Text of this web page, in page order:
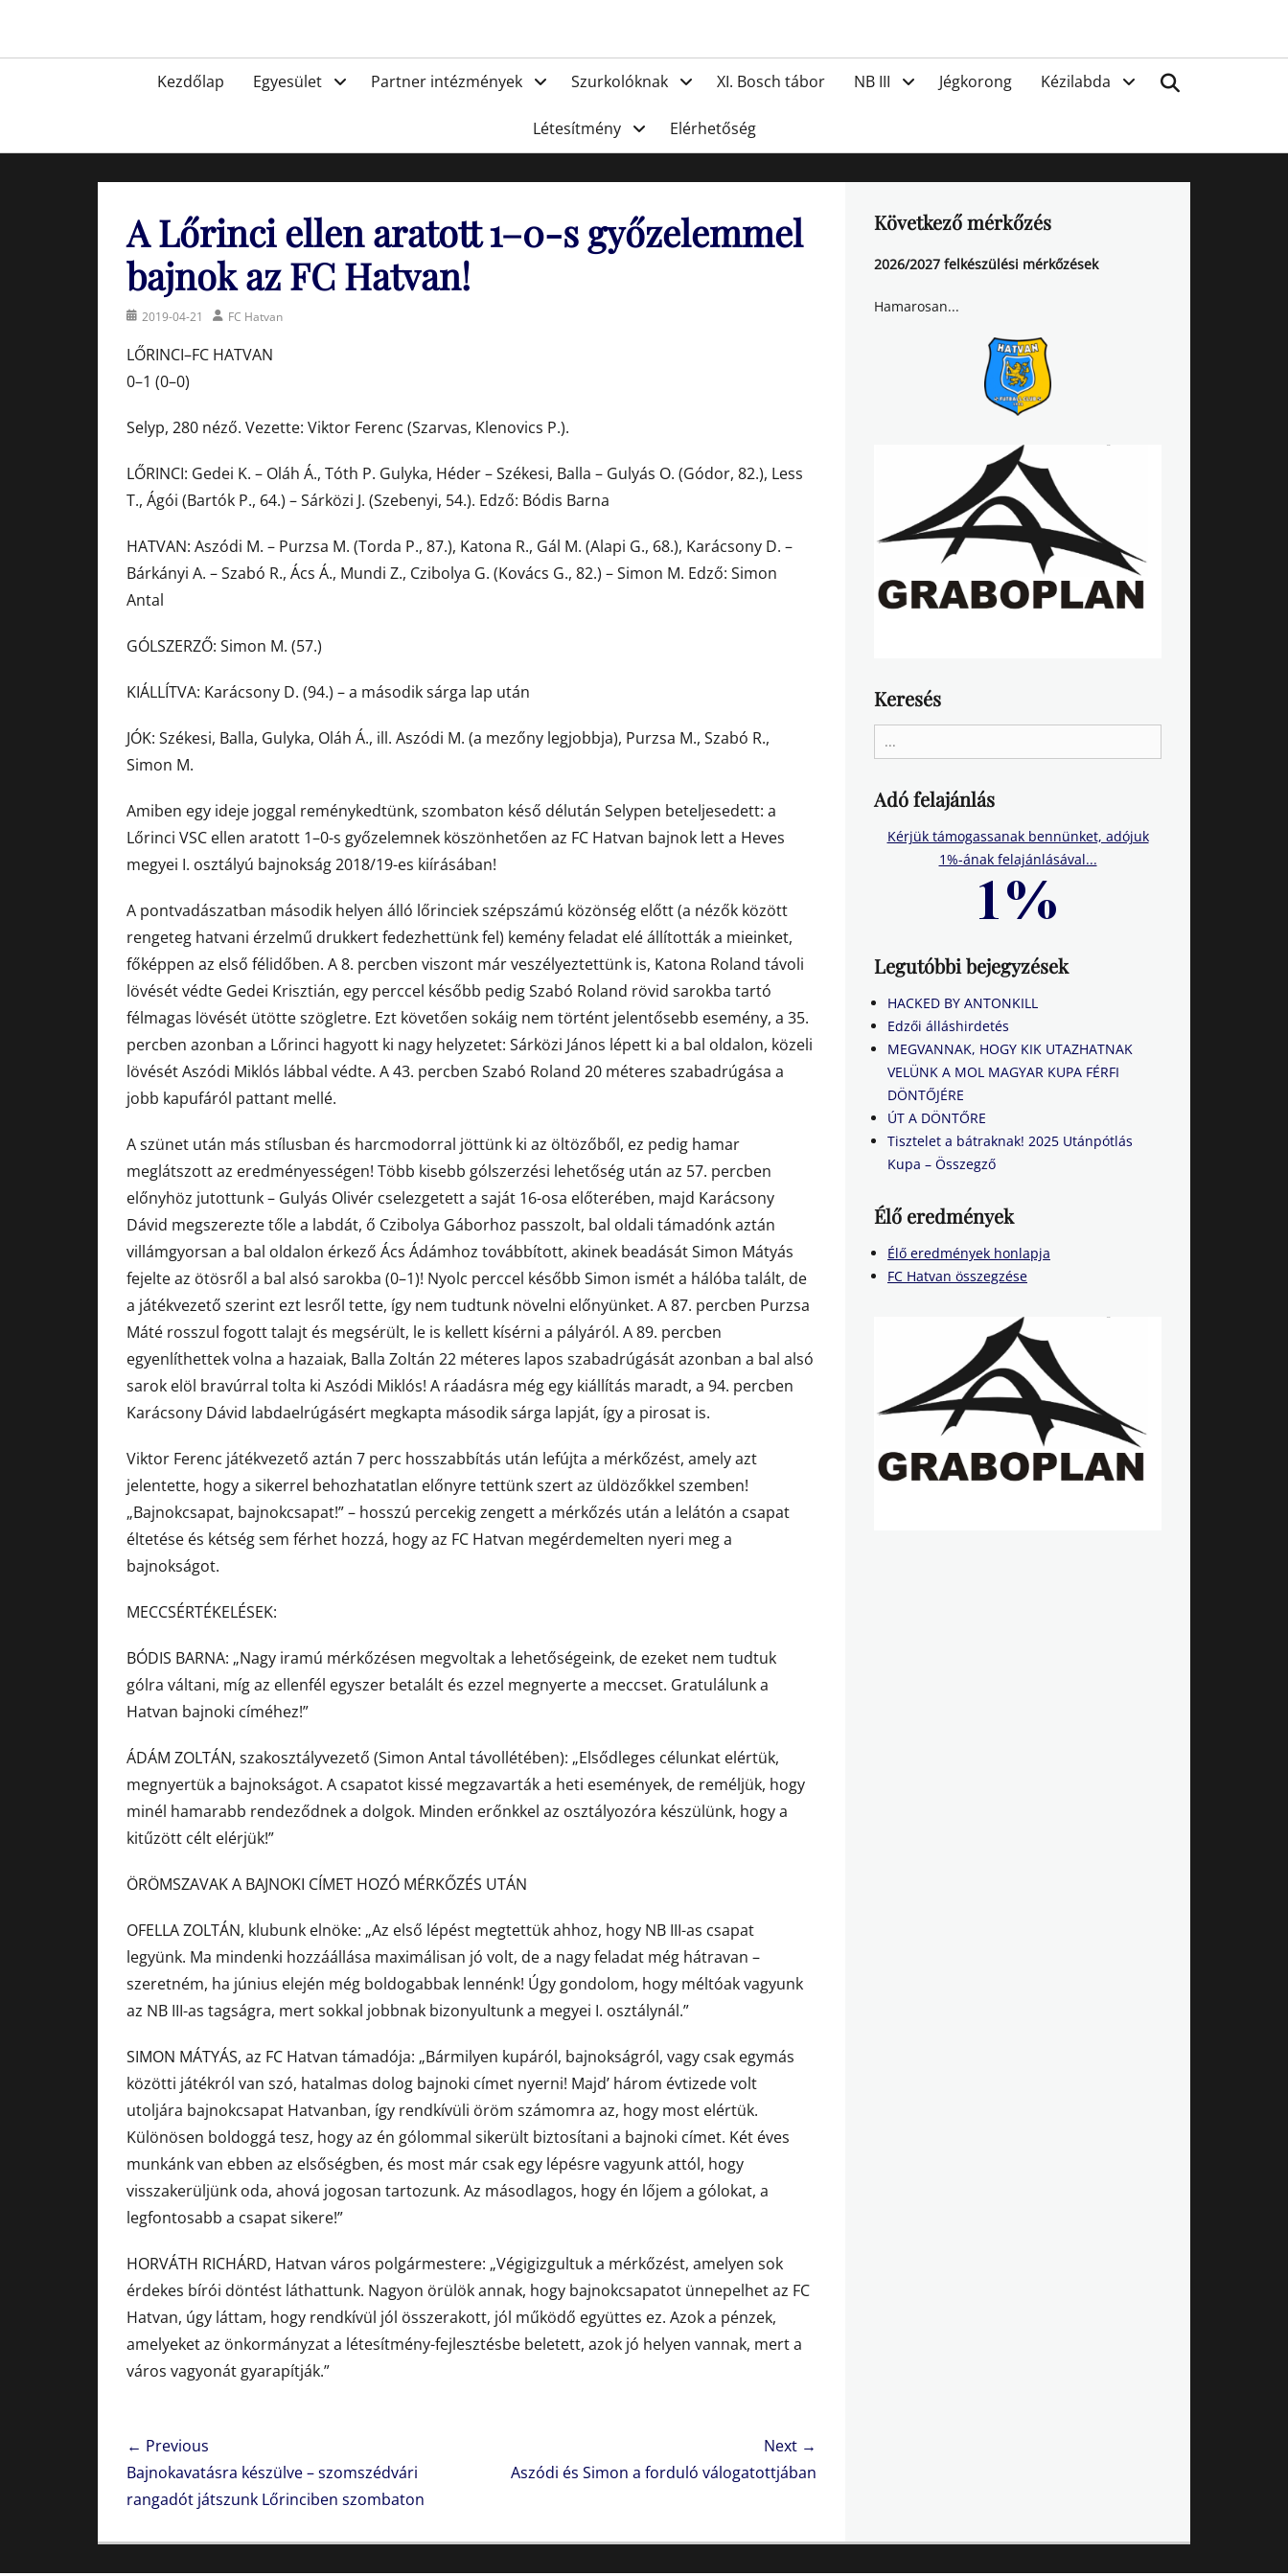
FC Hatvan
PrimaryKezdőlap Egyesület Partner intézmények Szurkolóknak XI. Bosch tábor NB III Jégkorong Kézilabda
Létesítmény Elérhetőség
A Lőrinci ellen aratott 1–0-s győzelemmel
bajnok az FC Hatvan!
Posted2019-04-21 AuthorFC Hatvan
LŐRINCI–FC HATVAN
0–1 (0–0)
Selyp, 280 néző. Vezette: Viktor Ferenc (Szarvas, Klenovics P.).
LŐRINCI: Gedei K. – Oláh Á., Tóth P. Gulyka, Héder – Székesi, Balla – Gulyás O. (Gódor, 82.), Less
T., Ágói (Bartók P., 64.) – Sárközi J. (Szebenyi, 54.). Edző: Bódis Barna
HATVAN: Aszódi M. – Purzsa M. (Torda P., 87.), Katona R., Gál M. (Alapi G., 68.), Karácsony D. –
Bárkányi A. – Szabó R., Ács Á., Mundi Z., Czibolya G. (Kovács G., 82.) – Simon M. Edző: Simon
Antal
GÓLSZERZŐ: Simon M. (57.)
KIÁLLÍTVA: Karácsony D. (94.) – a második sárga lap után
JÓK: Székesi, Balla, Gulyka, Oláh Á., ill. Aszódi M. (a mezőny legjobbja), Purzsa M., Szabó R.,
Simon M.
Amiben egy ideje joggal reménykedtünk, szombaton késő délután Selypen beteljesedett: a
Lőrinci VSC ellen aratott 1–0-s győzelemnek köszönhetően az FC Hatvan bajnok lett a Heves
megyei I. osztályú bajnokság 2018/19-es kiírásában!
A pontvadászatban második helyen álló lőrinciek szépszámú közönség előtt (a nézők között
rengeteg hatvani érzelmű drukkert fedezhettünk fel) kemény feladat elé állították a mieinket,
főképpen az első félidőben. A 8. percben viszont már veszélyeztettünk is, Katona Roland távoli
lövését védte Gedei Krisztián, egy perccel később pedig Szabó Roland rövid sarokba tartó
félmagas lövését ütötte szögletre. Ezt követően sokáig nem történt jelentősebb esemény, a 35.
percben azonban a Lőrinci hagyott ki nagy helyzetet: Sárközi János lépett ki a bal oldalon, közeli
lövését Aszódi Miklós lábbal védte. A 43. percben Szabó Roland 20 méteres szabadrúgása a
jobb kapufáról pattant mellé.
A szünet után más stílusban és harcmodorral jöttünk ki az öltözőből, ez pedig hamar
meglátszott az eredményességen! Több kisebb gólszerzési lehetőség után az 57. percben
előnyhöz jutottunk – Gulyás Olivér cselezgetett a saját 16-osa előterében, majd Karácsony
Dávid megszerezte tőle a labdát, ő Czibolya Gáborhoz passzolt, bal oldali támadónk aztán
villámgyorsan a bal oldalon érkező Ács Ádámhoz továbbított, akinek beadását Simon Mátyás
fejelte az ötösről a bal alsó sarokba (0–1)! Nyolc perccel később Simon ismét a hálóba talált, de
a játékvezető szerint ezt lesről tette, így nem tudtunk növelni előnyünket. A 87. percben Purzsa
Máté rosszul fogott talajt és megsérült, le is kellett kísérni a pályáról. A 89. percben
egyenlíthettek volna a hazaiak, Balla Zoltán 22 méteres lapos szabadrúgását azonban a bal alsó
sarok elöl bravúrral tolta ki Aszódi Miklós! A ráadásra még egy kiállítás maradt, a 94. percben
Karácsony Dávid labdaelrúgásért megkapta második sárga lapját, így a pirosat is.
Viktor Ferenc játékvezető aztán 7 perc hosszabbítás után lefújta a mérkőzést, amely azt
jelentette, hogy a sikerrel behozhatatlan előnyre tettünk szert az üldözőkkel szemben!
„Bajnokcsapat, bajnokcsapat!” – hosszú percekig zengett a mérkőzés után a lelátón a csapat
éltetése és kétség sem férhet hozzá, hogy az FC Hatvan megérdemelten nyeri meg a
bajnokságot.
MECCSÉRTÉKELÉSEK:
BÓDIS BARNA: „Nagy iramú mérkőzésen megvoltak a lehetőségeink, de ezeket nem tudtuk
gólra váltani, míg az ellenfél egyszer betalált és ezzel megnyerte a meccset. Gratulálunk a
Hatvan bajnoki címéhez!”
ÁDÁM ZOLTÁN, szakosztályvezető (Simon Antal távollétében): „Elsődleges célunkat elértük,
megnyertük a bajnokságot. A csapatot kissé megzavarták a heti események, de reméljük, hogy
minél hamarabb rendeződnek a dolgok. Minden erőnkkel az osztályozóra készülünk, hogy a
kitűzött célt elérjük!”
ÖRÖMSZAVAK A BAJNOKI CÍMET HOZÓ MÉRKŐZÉS UTÁN
OFELLA ZOLTÁN, klubunk elnöke: „Az első lépést megtettük ahhoz, hogy NB III-as csapat
legyünk. Ma mindenki hozzáállása maximálisan jó volt, de a nagy feladat még hátravan –
szeretném, ha június elején még boldogabbak lennénk! Úgy gondolom, hogy méltóak vagyunk
az NB III-as tagságra, mert sokkal jobbnak bizonyultunk a megyei I. osztálynál.”
SIMON MÁTYÁS, az FC Hatvan támadója: „Bármilyen kupáról, bajnokságról, vagy csak egymás
közötti játékról van szó, hatalmas dolog bajnoki címet nyerni! Majd’ három évtizede volt
utoljára bajnokcsapat Hatvanban, így rendkívüli öröm számomra az, hogy most elértük.
Különösen boldoggá tesz, hogy az én gólommal sikerült biztosítani a bajnoki címet. Két éves
munkánk van ebben az elsőségben, és most már csak egy lépésre vagyunk attól, hogy
visszakerüljünk oda, ahová jogosan tartozunk. Az másodlagos, hogy én lőjem a gólokat, a
legfontosabb a csapat sikere!”
HORVÁTH RICHÁRD, Hatvan város polgármestere: „Végigizgultuk a mérkőzést, amelyen sok
érdekes bírói döntést láthattunk. Nagyon örülök annak, hogy bajnokcsapatot ünnepelhet az FC
Hatvan, úgy láttam, hogy rendkívül jól összerakott, jól működő együttes ez. Azok a pénzek,
amelyeket az önkormányzat a létesítmény-fejlesztésbe beletett, azok jó helyen vannak, mert a
város vagyonát gyarapítják.”
Bejegyzés
navigáció
← Previous
Previous
post:
Bajnokavatásra készülve – szomszédvári
rangadót játszunk Lőrinciben szombaton
Next →
Aszódi és Simon a forduló válogatottjában
Következő mérkőzés
2026/2027 felkészülési mérkőzések
Hamarosan...
Keresés
for:
Adó felajánlás
Kérjük támogassanak bennünket, adójuk
1%-ának felajánlásával...
Legutóbbi bejegyzések
HACKED BY ANTONKILL
Edzői álláshirdetés
MEGVANNAK, HOGY KIK UTAZHATNAK
VELÜNK A MOL MAGYAR KUPA FÉRFI
DÖNTŐJÉRE
ÚT A DÖNTŐRE
Tisztelet a bátraknak! 2025 Utánpótlás
Kupa – Összegző
Élő eredmények
Élő eredmények honlapja
FC Hatvan összegzése